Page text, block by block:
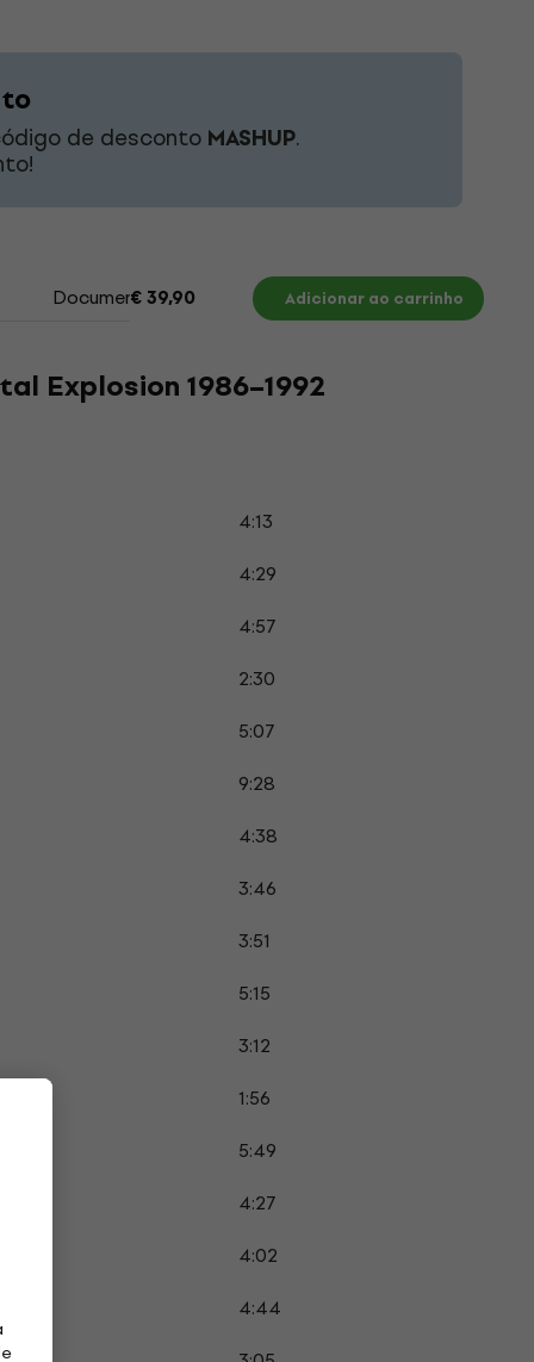
de desconto MASHUP.
Documentos
€ 39,90 Adicionar ao carrinho
Explosion 1986–1992
4:13
4:29
4:57
2:30
5:07
9:28
4:38
3:46
3:51
5:15
3:12
1:56
5:49
4:27
4:02
4:44